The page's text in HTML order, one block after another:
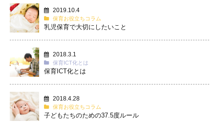
2019.10.4
保育お役立ちコラム
乳児保育で大切にしたいこと
2018.3.1
保育ICT化とは
保育ICT化とは
2018.4.28
保育お役立ちコラム
子どもたちのための37.5度ルール